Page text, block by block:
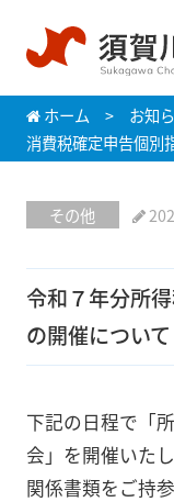
ホーム > お知
消費税確定申告個別
その他
令和７年分所
の開催について
下記の日程で「
会」を開催いたし
関係書類をご持